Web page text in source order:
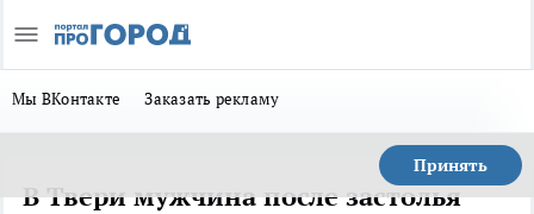
Мы ВКонтакте Заказать рекламу
Принять
В Твери мужчина после застолья